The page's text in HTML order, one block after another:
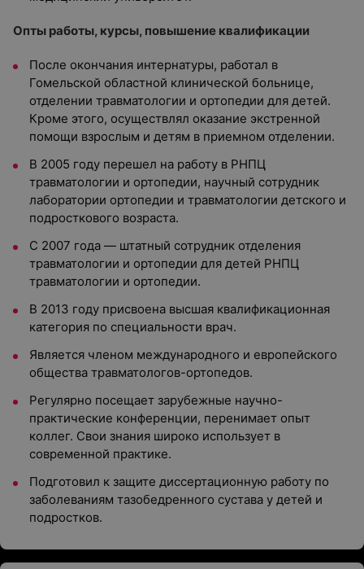
Опты работы, курсы, повышение квалификации
После окончания интернатуры, работал в
Гомельской областной клинической больнице,
отделении травматологии и ортопедии для детей.
Кроме этого, осуществлял оказание экстренной
помощи взрослым и детям в приемном отделении.
В 2005 году перешел на работу в РНПЦ
травматологии и ортопедии, научный сотрудник
лаборатории ортопедии и травматологии детского и
подросткового возраста.
С 2007 года — штатный сотрудник отделения
травматологии и ортопедии для детей РНПЦ
травматологии и ортопедии.
В 2013 году присвоена высшая квалификационная
категория по специальности врач.
Является членом международного и европейского
общества травматологов-ортопедов.
Регулярно посещает зарубежные научно-
практические конференции, перенимает опыт
коллег. Свои знания широко использует в
современной практике.
Подготовил к защите диссертационную работу по
заболеваниям тазобедренного сустава у детей и
подростков.